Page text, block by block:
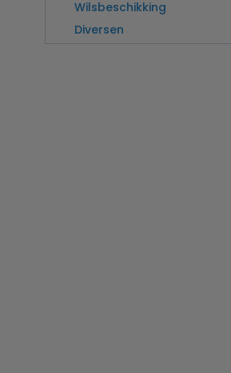
Wilsbeschikking
Diversen